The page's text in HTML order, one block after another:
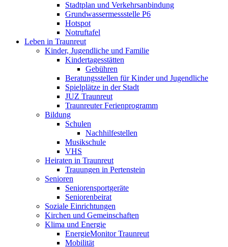
Stadtplan und Verkehrsanbindung
Grundwassermessstelle P6
Hotspot
Notruftafel
Leben in Traunreut
Kinder, Jugendliche und Familie
Kindertagesstätten
Gebühren
Beratungsstellen für Kinder und Jugendliche
Spielplätze in der Stadt
JUZ Traunreut
Traunreuter Ferienprogramm
Bildung
Schulen
Nachhilfestellen
Musikschule
VHS
Heiraten in Traunreut
Trauungen in Pertenstein
Senioren
Seniorensportgeräte
Seniorenbeirat
Soziale Einrichtungen
Kirchen und Gemeinschaften
Klima und Energie
EnergieMonitor Traunreut
Mobilität